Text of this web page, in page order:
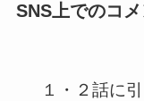
SNS上でのコメ
１・２話に